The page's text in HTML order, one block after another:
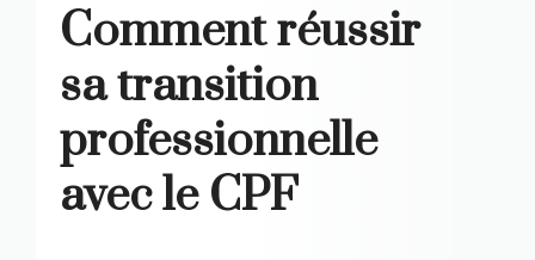
Comment réussir
sa transition
professionnelle
avec le CPF